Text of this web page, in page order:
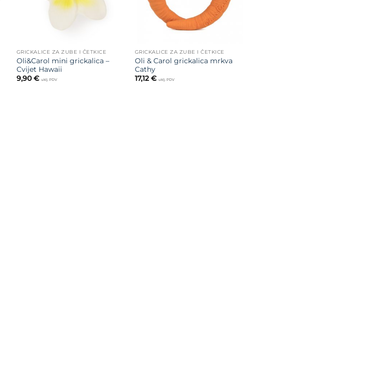
GRICKALICE ZA ZUBE I ČETKICE
Oli&Carol mini grickalica –
Cvijet Hawaii
9,90€ uklj. PDV
GRICKALICE ZA ZUBE I ČETKICE
Oli & Carol grickalica mrkva
Cathy
17,12€ uklj. PDV